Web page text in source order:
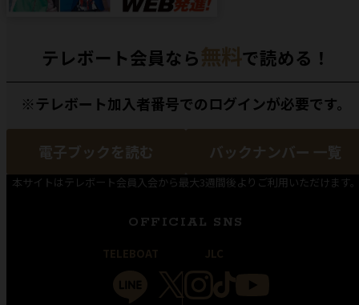
テレボート会員なら無料で読める！
※テレボート加入者番号でのログインが必要です。
電子ブックを読む バックナンバー 一覧
本サイトはテレボート会員入会から最大3週間後よりご利用いただけます
OFFICIAL SNS